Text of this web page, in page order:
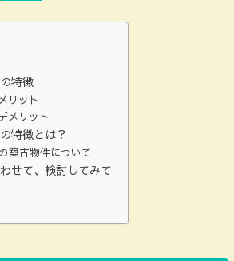
特徴
リット
メリット
特徴とは？
築古物件について
せて、検討してみて